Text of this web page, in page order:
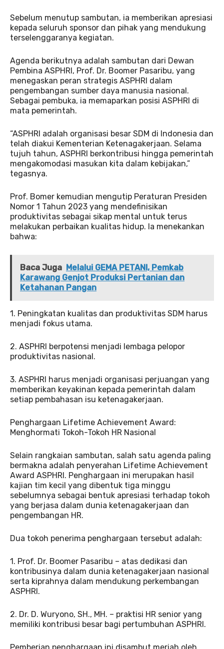
Sebelum menutup sambutan, ia memberikan apresiasi
kepada seluruh sponsor dan pihak yang mendukung
terselenggaranya kegiatan.
Agenda berikutnya adalah sambutan dari Dewan
Pembina ASPHRI, Prof. Dr. Boomer Pasaribu, yang
menegaskan peran strategis ASPHRI dalam
pengembangan sumber daya manusia nasional.
Sebagai pembuka, ia memaparkan posisi ASPHRI di
mata pemerintah.
“ASPHRI adalah organisasi besar SDM di Indonesia dan
telah diakui Kementerian Ketenagakerjaan. Selama
tujuh tahun, ASPHRI berkontribusi hingga pemerintah
mengakomodasi masukan kita dalam kebijakan,”
tegasnya.
Prof. Bomer kemudian mengutip Peraturan Presiden
Nomor 1 Tahun 2023 yang mendefinisikan
produktivitas sebagai sikap mental untuk terus
melakukan perbaikan kualitas hidup. Ia menekankan
bahwa:
Baca Juga Melalui GEMA PETANI, Pemkab
Karawang Genjot Produksi Pertanian dan
Ketahanan Pangan
1. Peningkatan kualitas dan produktivitas SDM harus
menjadi fokus utama.
2. ASPHRI berpotensi menjadi lembaga pelopor
produktivitas nasional.
3. ASPHRI harus menjadi organisasi perjuangan yang
memberikan keyakinan kepada pemerintah dalam
setiap pembahasan isu ketenagakerjaan.
Penghargaan Lifetime Achievement Award:
Menghormati Tokoh-Tokoh HR Nasional
Selain rangkaian sambutan, salah satu agenda paling
bermakna adalah penyerahan Lifetime Achievement
Award ASPHRI. Penghargaan ini merupakan hasil
kajian tim kecil yang dibentuk tiga minggu
sebelumnya sebagai bentuk apresiasi terhadap tokoh
yang berjasa dalam dunia ketenagakerjaan dan
pengembangan HR.
Dua tokoh penerima penghargaan tersebut adalah:
1. Prof. Dr. Boomer Pasaribu – atas dedikasi dan
kontribusinya dalam dunia ketenagakerjaan nasional
serta kiprahnya dalam mendukung perkembangan
ASPHRI.
2. Dr. D. Wuryono, SH., MH. – praktisi HR senior yang
memiliki kontribusi besar bagi pertumbuhan ASPHRI.
Pemberian penghargaan ini disambut meriah oleh